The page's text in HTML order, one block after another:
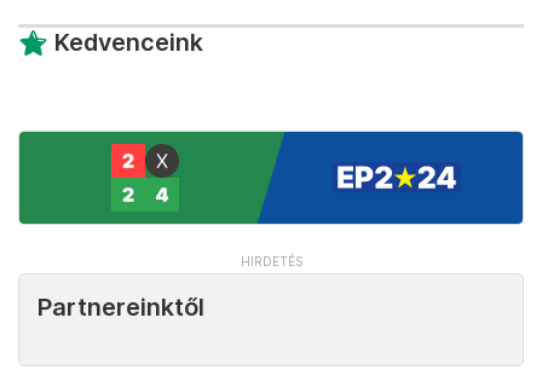
Kedvenceink
Partnereinktől